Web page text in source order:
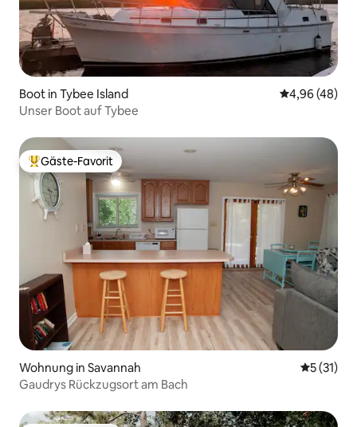
Boot in Tybee Island
4,96 (48)
Unser Boot auf Tybee
Beliebter Gäste-Favorit.
Gäste-Favorit
Wohnung in Savannah
5 (31)
Gaudrys Rückzugsort am Bach